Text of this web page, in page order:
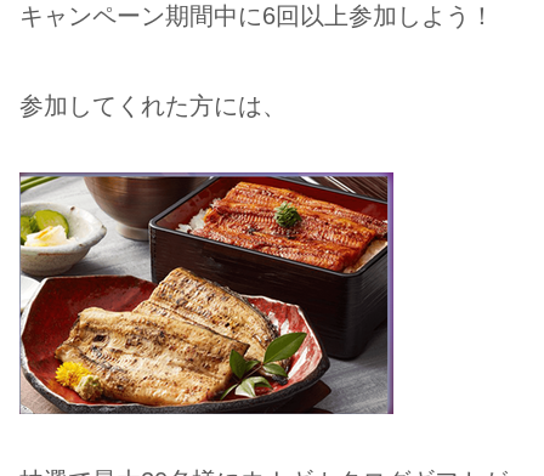
キャンペーン期間中に6回以上参加しよう！
参加してくれた方には、